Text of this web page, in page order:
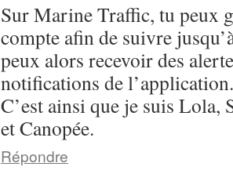
Sur Marine Traffic, tu peux
compte afin de suivre
peux alors recevoir des
notifications de l’application.
C’est ainsi que je suis
et Canopée.
Répondre